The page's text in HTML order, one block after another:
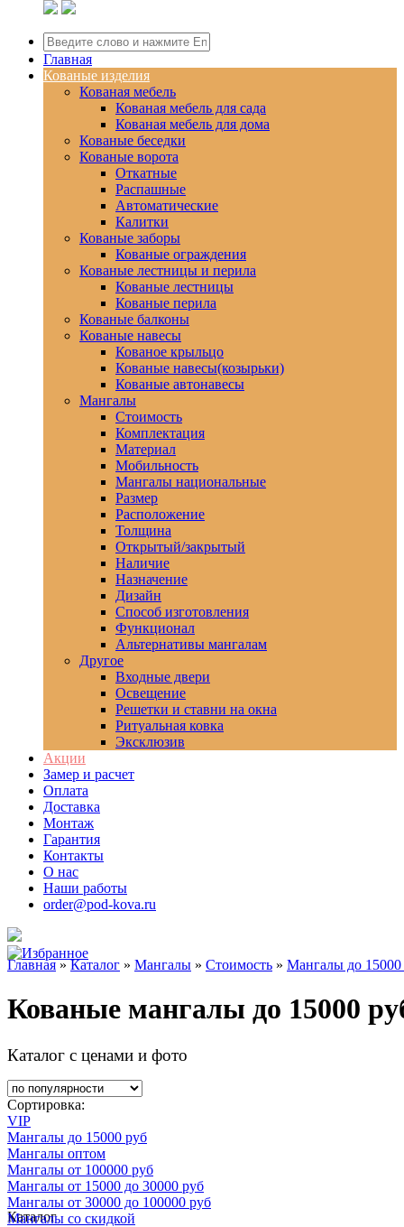
Главная
Кованые изделия
Кованая мебель
Кованая мебель для сада
Кованая мебель для дома
Кованые беседки
Кованые ворота
Откатные
Распашные
Автоматические
Калитки
Кованые заборы
Кованые ограждения
Кованые лестницы и перила
Кованые лестницы
Кованые перила
Кованые балконы
Кованые навесы
Кованое крыльцо
Кованые навесы(козырьки)
Кованые автонавесы
Мангалы
Стоимость
Комплектация
Материал
Мобильность
Мангалы национальные
Размер
Расположение
Толщина
Открытый/закрытый
Наличие
Назначение
Дизайн
Способ изготовления
Функционал
Альтернативы мангалам
Другое
Входные двери
Освещение
Решетки и ставни на окна
Ритуальная ковка
Эксклюзив
Акции
Замер и расчет
Оплата
Доставка
Монтаж
Гарантия
Контакты
О нас
Наши работы
order@pod-kova.ru
Главная»Каталог » Мангалы » Стоимость » Мангалы до 15000
Кованые мангалы до 15000
Каталог с ценами и фото
Сортировка:
VIP
Мангалы до 15000 руб
Мангалы оптом
Мангалы от 100000 руб
Мангалы от 15000 до 30000 руб
Мангалы от 30000 до 100000 руб
Мангалы со скидкой
Каталог